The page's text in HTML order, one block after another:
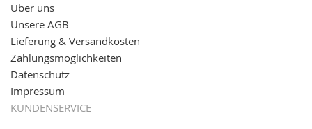
11.08.2016: Gerade entsteht unser "neuer"
Partnershop
Online-Shop für einfaches Transportieren. Einfach
reinschauen...
Über uns
Unsere AGB
Lieferung & Versandkosten
Zahlungsmöglichkeiten
Datenschutz
Impressum
KUNDENSERVICE